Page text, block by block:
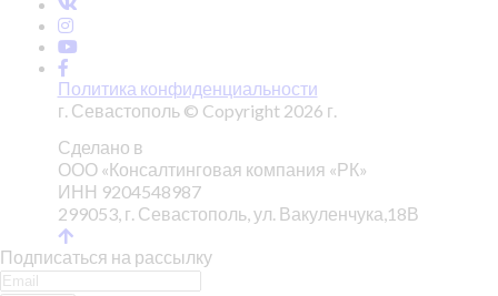
Политика конфиденциальности
г. Севастополь © Copyright 2026 г.
Сделано в
ООО «Консалтинговая компания «РК»
ИНН 9204548987
299053, г. Севастополь, ул. Вакуленчука,18В
Подписаться на рассылку